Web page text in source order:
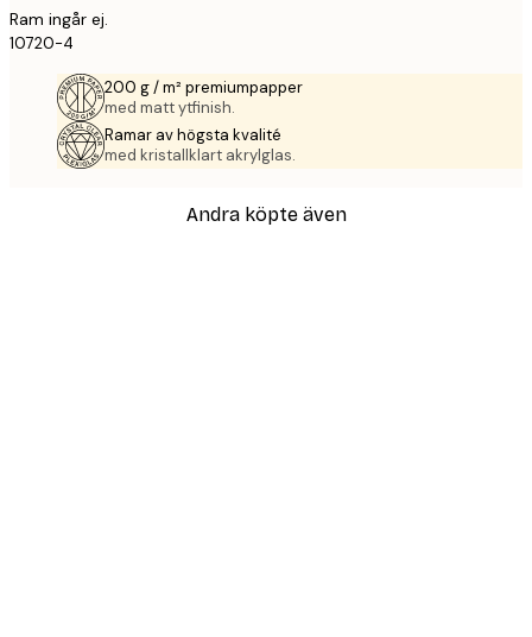
Ram ingår ej.
10720-4
200 g / m² premiumpapper
med matt ytfinish.
Ramar av högsta kvalité
med kristallklart akrylglas.
Andra köpte även